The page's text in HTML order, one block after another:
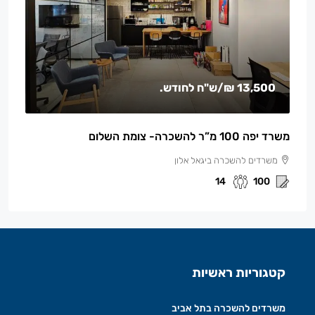
13,500 ₪ /ש"ח לחודש.
משרד יפה 100 מ”ר להשכרה- צומת השלום
משרדים להשכרה ביגאל אלון
100
14
קטגוריות ראשיות
משרדים להשכרה בתל אביב